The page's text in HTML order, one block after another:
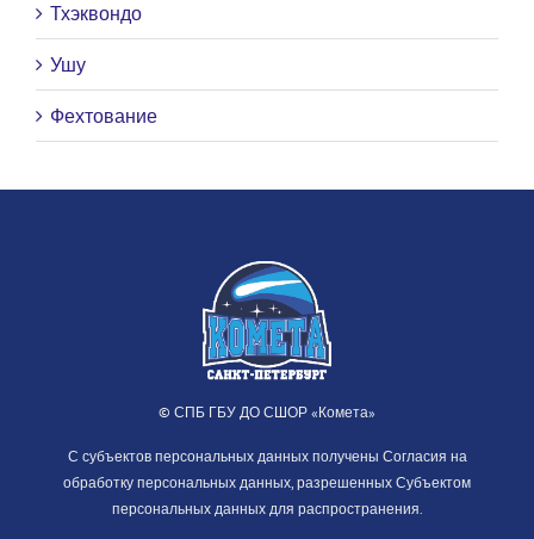
Тхэквондо
Ушу
Фехтование
© СПБ ГБУ ДО СШОР «Комета»
С субъектов персональных данных получены Согласия на
обработку персональных данных, разрешенных Субъектом
персональных данных для распространения.